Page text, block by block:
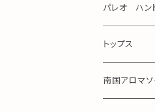
パレオ ハン
手染め
トップス
ガーゼ
南国アロマ